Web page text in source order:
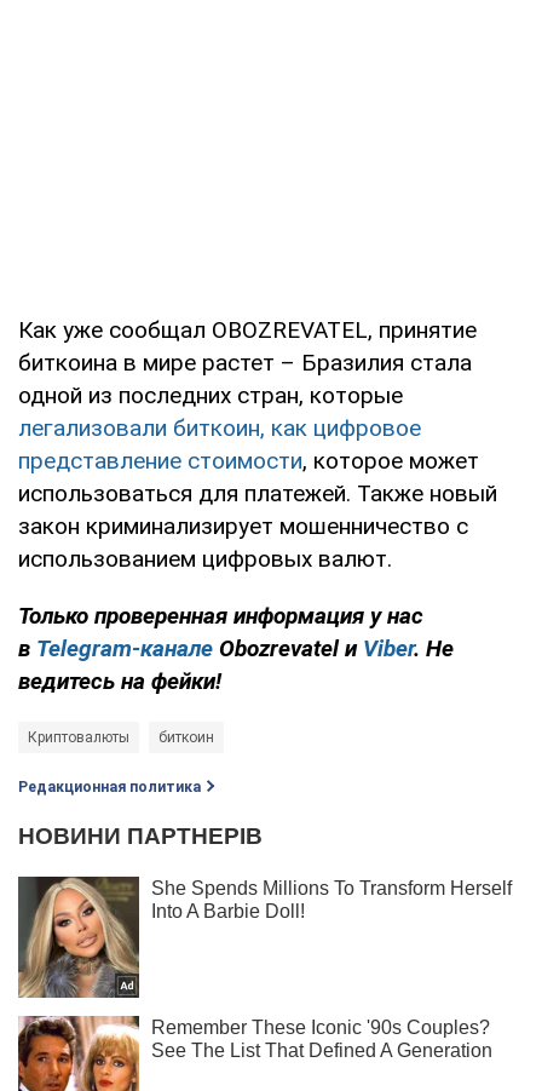
Как уже сообщал OBOZREVATEL, принятие
биткоина в мире растет – Бразилия стала
одной из последних стран, которые
легализовали биткоин, как цифровое
представление стоимости, которое может
использоваться для платежей. Также новый
закон криминализирует мошенничество с
использованием цифровых валют.
Только проверенная информация у нас
в Telegram-канале Obozrevatel и Viber. Не
ведитесь на фейки!
Криптовалюты биткоин
Редакционная политика